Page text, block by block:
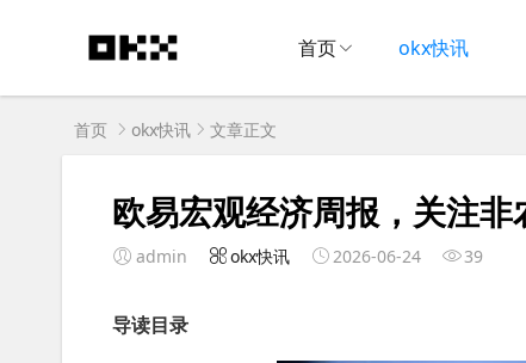
首页 okx快讯
首页 okx快讯 文章正文
欧易宏观经济周报，关注
admin okx快讯 2026-06-24 39
导读目录